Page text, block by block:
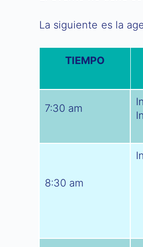
La siguiente es la
TIEMPO
7:30 am
8:30 am